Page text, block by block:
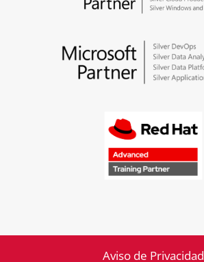
Aviso de Privacidad